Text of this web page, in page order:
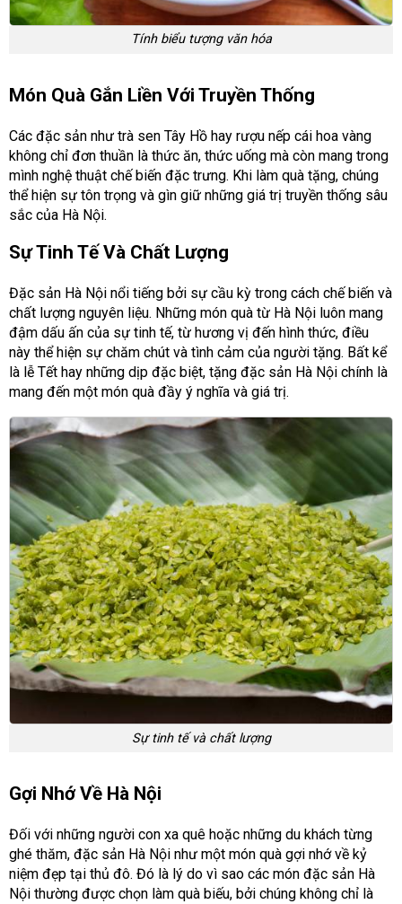
Tính biểu tượng văn hóa
Món Quà Gắn Liền Với Truyền Thống
Các đặc sản như trà sen Tây Hồ hay rượu nếp cái hoa vàng
không chỉ đơn thuần là thức ăn, thức uống mà còn mang trong
mình nghệ thuật chế biến đặc trưng. Khi làm quà tặng, chúng
thể hiện sự tôn trọng và gìn giữ những giá trị truyền thống sâu
sắc của Hà Nội.
Sự Tinh Tế Và Chất Lượng
Đặc sản Hà Nội nổi tiếng bởi sự cầu kỳ trong cách chế biến và
chất lượng nguyên liệu. Những món quà từ Hà Nội luôn mang
đậm dấu ấn của sự tinh tế, từ hương vị đến hình thức, điều
này thể hiện sự chăm chút và tình cảm của người tặng. Bất kể
là lễ Tết hay những dịp đặc biệt, tặng đặc sản Hà Nội chính là
mang đến một món quà đầy ý nghĩa và giá trị.
Sự tinh tế và chất lượng
Gợi Nhớ Về Hà Nội
Đối với những người con xa quê hoặc những du khách từng
ghé thăm, đặc sản Hà Nội như một món quà gợi nhớ về kỷ
niệm đẹp tại thủ đô. Đó là lý do vì sao các món đặc sản Hà
Nội thường được chọn làm quà biếu, bởi chúng không chỉ là